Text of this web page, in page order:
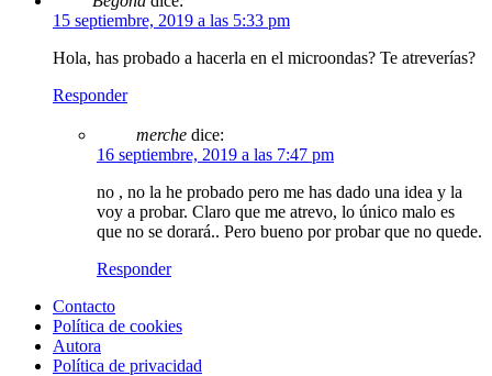
15 septiembre, 2019 a las 5:33 pm
Hola, has probado a hacerla en el microondas? Te atreverías?
Responder
merche dice:
16 septiembre, 2019 a las 7:47 pm
no , no la he probado pero me has dado una idea y la
voy a probar. Claro que me atrevo, lo único malo es
que no se dorará.. Pero bueno por probar que no quede.
Responder
Contacto
Política de cookies
Autora
Política de privacidad